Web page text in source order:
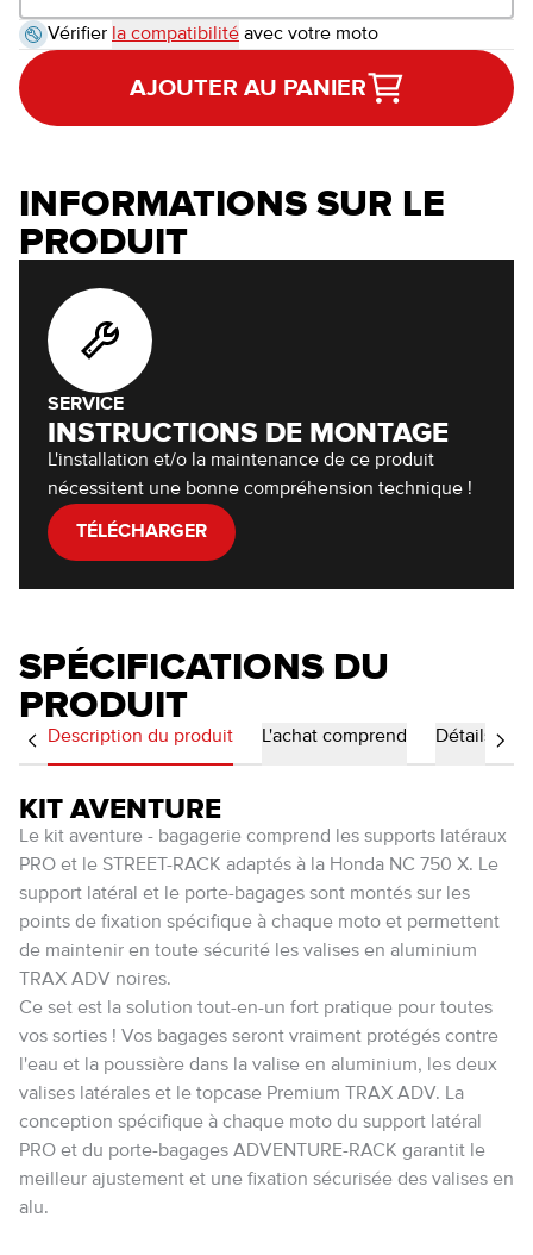
Vérifier la compatibilité avec votre moto
AJOUTER AU PANIER
INFORMATIONS SUR LE
PRODUIT
SERVICE
INSTRUCTIONS DE MONTAGE
L'installation et/o la maintenance de ce produit
nécessitent une bonne compréhension technique !
TÉLÉCHARGER
SPÉCIFICATIONS DU
PRODUIT
Description du produit L'achat comprend Détails
KIT AVENTURE
Le kit aventure - bagagerie comprend les supports latéraux
PRO et le STREET-RACK adaptés à la Honda NC 750 X. Le
support latéral et le porte-bagages sont montés sur les
points de fixation spécifique à chaque moto et permettent
de maintenir en toute sécurité les valises en aluminium
TRAX ADV noires.
Ce set est la solution tout-en-un fort pratique pour toutes
vos sorties ! Vos bagages seront vraiment protégés contre
l'eau et la poussière dans la valise en aluminium, les deux
valises latérales et le topcase Premium TRAX ADV. La
conception spécifique à chaque moto du support latéral
PRO et du porte-bagages ADVENTURE-RACK garantit le
meilleur ajustement et une fixation sécurisée des valises en
alu.